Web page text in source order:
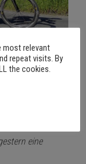
eine
most relevant
repeat visits. By
the cookies.